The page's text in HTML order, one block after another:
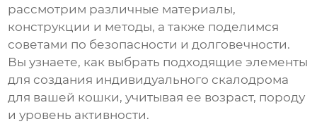
рассмотрим различные материалы,
конструкции и методы, а также поделимся
советами по безопасности и долговечности.
Вы узнаете, как выбрать подходящие элементы
для создания индивидуального скалодрома
для вашей кошки, учитывая ее возраст, породу
и уровень активности.